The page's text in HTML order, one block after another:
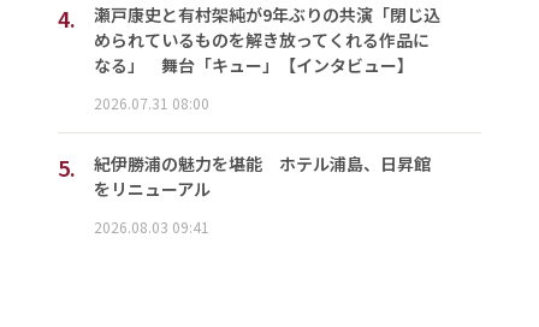
4.
瀬戸康史と有村架純が9年ぶりの共演「閉じ込
められているものを解き放ってくれる作品に
なる」 舞台「キュー」【インタビュー】
2026.07.31 08:00
5.
紀伊勝浦の魅力を堪能 ホテル浦島、日昇館
をリニューアル
2026.08.03 09:41